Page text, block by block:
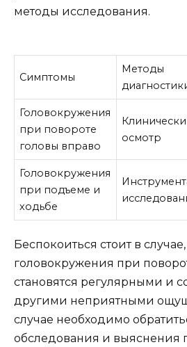
методы исследования.
Симптомы
Методы
Головокружения
при повороте
головы вправо
осмотр
Головокружения
при подъеме и
ходьбе
Беспокоиться стоит в
головокружения при
становятся регулярными и
другими неприятными
случае необходимо
обследования и выяснения